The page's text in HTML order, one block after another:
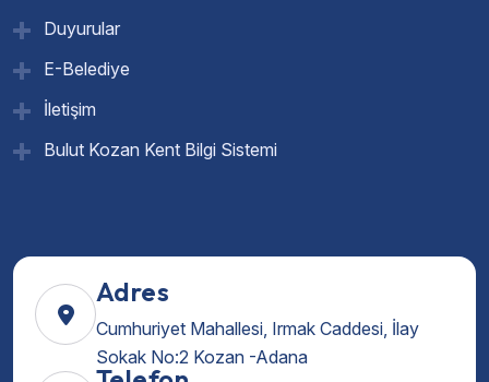
Duyurular
E-Belediye
İletişim
Bulut Kozan Kent Bilgi Sistemi
Adres
Cumhuriyet Mahallesi, Irmak Caddesi, İlay
Sokak No:2 Kozan -Adana